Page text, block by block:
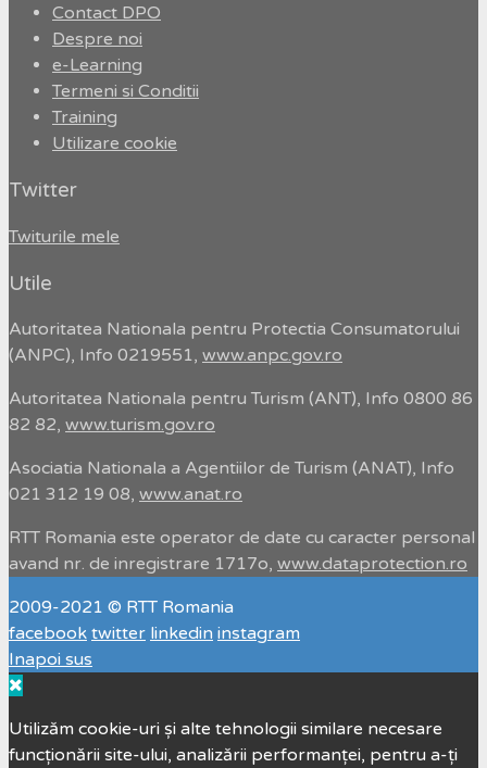
Contact DPO
Despre noi
e-Learning
Termeni si Conditii
Training
Utilizare cookie
Twitter
Twiturile mele
Utile
Autoritatea Nationala pentru Protectia Consumatorului
(ANPC), Info 0219551, www.anpc.gov.ro
Autoritatea Nationala pentru Turism (ANT), Info 0800 86
82 82, www.turism.gov.ro
Asociatia Nationala a Agentiilor de Turism (ANAT), Info
021 312 19 08, www.anat.ro
RTT Romania este operator de date cu caracter personal
avand nr. de inregistrare 1717o, www.dataprotection.ro
2009-2021 © RTT Romania
facebook twitter linkedin instagram
Inapoi sus
Utilizăm cookie-uri și alte tehnologii similare necesare
funcționării site-ului, analizării performanței, pentru a-ți